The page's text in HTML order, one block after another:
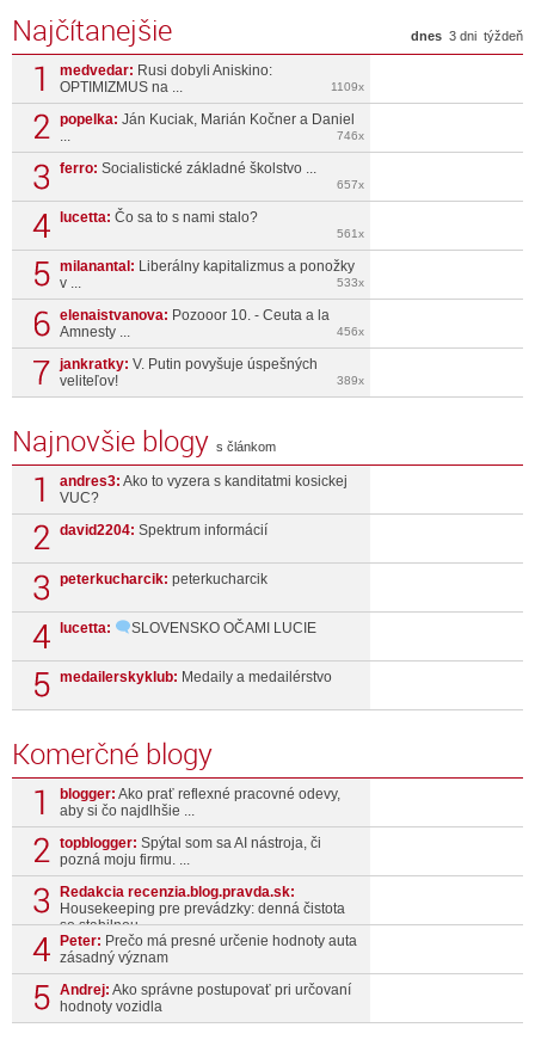
Najčítanejšie dnes 3 dni týždeň
medvedar: Rusi dobyli Aniskino:
OPTIMIZMUS na ...
1109x
popelka: Ján Kuciak, Marián Kočner a Daniel
...
746x
ferro: Socialistické základné školstvo ...
657x
lucetta: Čo sa to s nami stalo?
561x
milanantal: Liberálny kapitalizmus a ponožky
v ...
533x
elenaistvanova: Pozooor 10. - Ceuta a la
Amnesty ...
456x
jankratky: V. Putin povyšuje úspešných
veliteľov!
389x
Najnovšie blogy s článkom
andres3: Ako to vyzera s kanditatmi kosickej
VUC?
david2204: Spektrum informácií
peterkucharcik: peterkucharcik
lucetta: SLOVENSKO OČAMI LUCIE
medailerskyklub: Medaily a medailérstvo
Komerčné blogy
blogger: Ako prať reflexné pracovné odevy,
aby si čo najdlhšie ...
topblogger: Spýtal som sa AI nástroja, či
pozná moju firmu. ...
Redakcia recenzia.blog.pravda.sk:
Housekeeping pre prevádzky: denná čistota
so stabilnou ...
Peter: Prečo má presné určenie hodnoty auta
zásadný význam
Andrej: Ako správne postupovať pri určovaní
hodnoty vozidla